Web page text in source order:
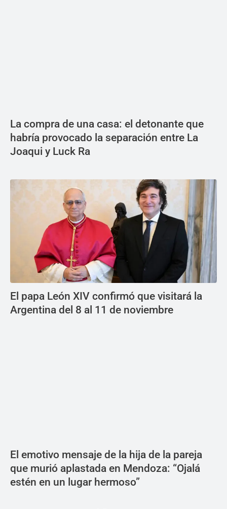
La compra de una casa: el detonante que
habría provocado la separación entre La
Joaqui y Luck Ra
El papa León XIV confirmó que visitará la
Argentina del 8 al 11 de noviembre
El emotivo mensaje de la hija de la pareja
que murió aplastada en Mendoza: “Ojalá
estén en un lugar hermoso”